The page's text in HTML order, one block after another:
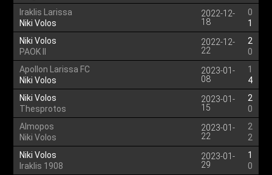
Iraklis Larissa
Niki Volos
2022-12-
18
0
1
Niki Volos
PAOK II
2022-12-
22
2
0
Apollon Larissa FC
Niki Volos
2023-01-
08
1
4
Niki Volos
Thesprotos
2023-01-
15
2
0
Almopos
Niki Volos
2023-01-
22
2
2
Niki Volos
Iraklis 1908
2023-01-
29
1
0